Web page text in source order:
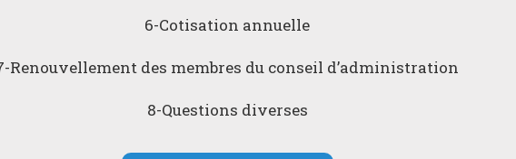
6-Cotisation annuelle
Renouvellement des membres du conseil d’administration
8-Questions diverses